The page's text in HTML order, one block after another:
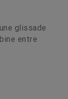
glissade
entre